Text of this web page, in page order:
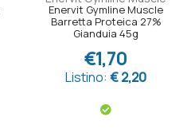
Enervit Gymline Muscle
Barretta Proteica 27%
Gianduia 45g
€1,70
Listino: € 2,20